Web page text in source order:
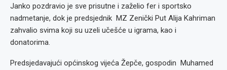
Janko pozdravio je sve prisutne i zaželio fer i sportsko
nadmetanje, dok je predsjednik MZ Zenički Put Alija Kahriman
zahvalio svima koji su uzeli učešće u igrama, kao i
donatorima.
Predsjedavajući općinskog vijeća Žepče, gospodin Muhamed